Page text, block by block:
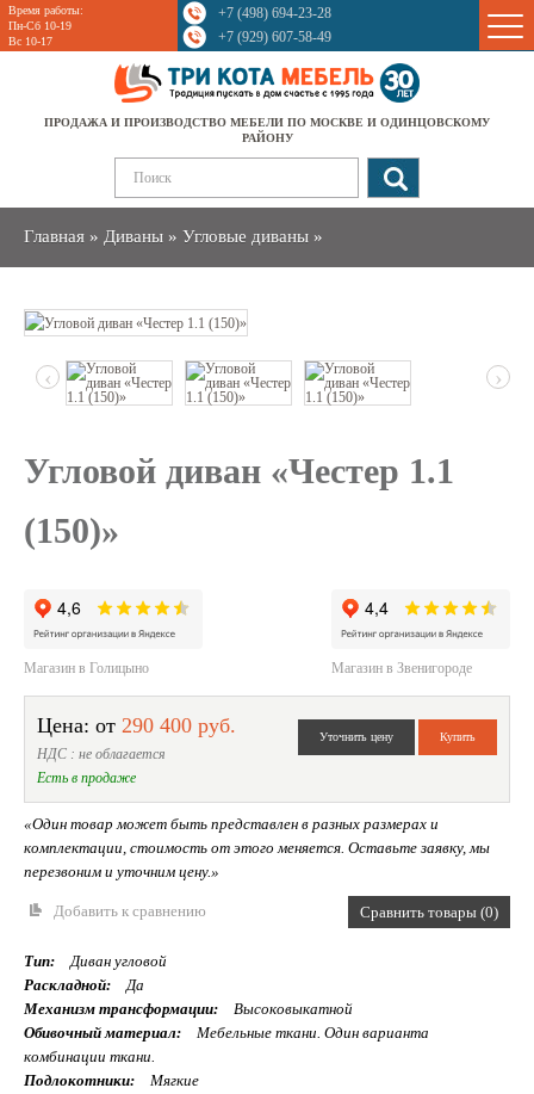
Время работы:
Пн-Сб 10-19
Вс 10-17
+7 (498) 694-23-28
+7 (929) 607-58-49
ПРОДАЖА И ПРОИЗВОДСТВО МЕБЕЛИ ПО МОСКВЕ И ОДИНЦОВСКОМУ
РАЙОНУ
Главная » Диваны » Угловые диваны »
Sale
‹ ›
Угловой диван «Честер 1.1
(150)»
Магазин в Голицыно Магазин в Звенигороде
Цена: от 290 400 руб.
НДС : не облагается
Есть в продаже
«Один товар может быть представлен в разных размерах и
комплектации, стоимость от этого меняется. Оставьте заявку, мы
перезвоним и уточним цену.»
Добавить к сравнению Сравнить товары (0)
Тип:
Диван угловой
Раскладной:
Да
Механизм трансформации:
Высоковыкатной
Обивочный материал:
Мебельные ткани. Один варианта
комбинации ткани.
Подлокотники:
Мягкие